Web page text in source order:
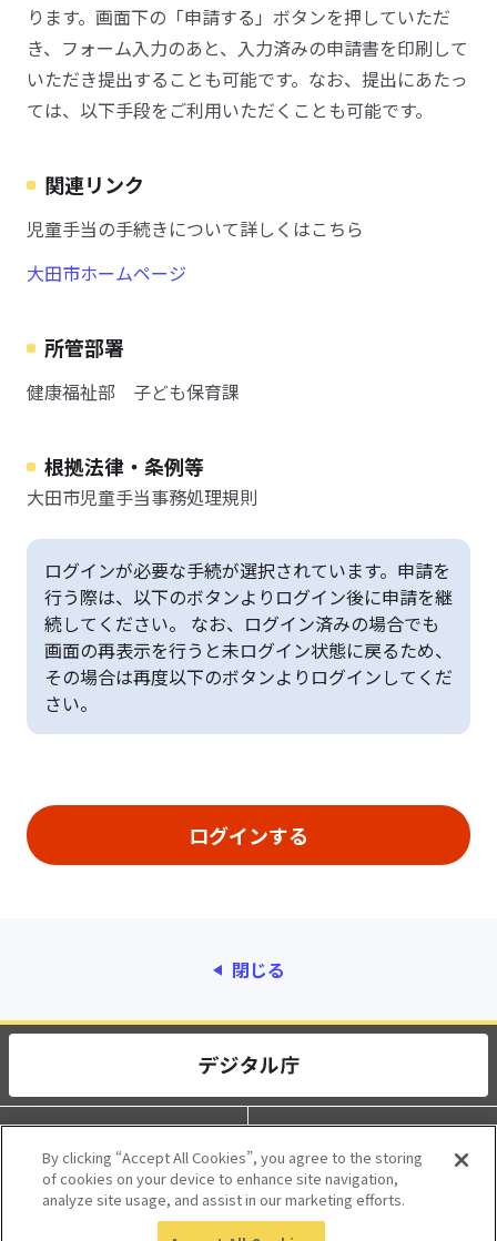
ります。画面下の「申請する」ボタンを押していただ
き、フォーム入力のあと、入力済みの申請書を印刷して
いただき提出することも可能です。なお、提出にあたっ
ては、以下手段をご利用いただくことも可能です。
関連リンク
児童手当の手続きについて詳しくはこちら
大田市ホームページ
所管部署
健康福祉部 子ども保育課
根拠法律・条例等
大田市児童手当事務処理規則
ログインが必要な手続が選択されています。申請を
行う際は、以下のボタンよりログイン後に申請を継
続してください。 なお、ログイン済みの場合でも
画面の再表示を行うと未ログイン状態に戻るため、
その場合は再度以下のボタンよりログインしてくだ
さい。
閉じる
動作環境 個人情報保護
利用規約 アクセシビリティ
By clicking “Accept All Cookies”, you agree to the storing
of cookies on your device to enhance site navigation,
analyze site usage, and assist in our marketing efforts.